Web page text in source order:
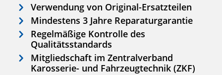
Verwendung von Original-Ersatzteilen
Mindestens 3 Jahre Reparaturgarantie
Regelmäßige Kontrolle des
Qualitätsstandards
Mitgliedschaft im Zentralverband
Karosserie- und Fahrzeugtechnik (ZKF)